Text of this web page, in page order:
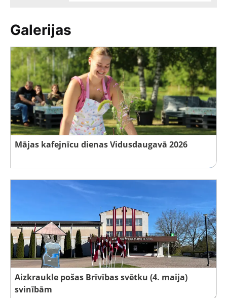
Galerijas
Mājas kafejnīcu dienas Vidusdaugavā 2026
Aizkraukle pošas Brīvības svētku (4. maija)
svinībām